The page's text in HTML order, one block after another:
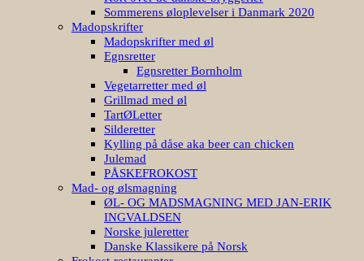
Sommerens øloplevelser i Danmark 2020
Madopskrifter
Madopskrifter med øl
Egnsretter
Egnsretter Bornholm
Vegetarretter med øl
Grillmad med øl
TartØLetter
Silderetter
Kylling på dåse aka beer can chicken
Julemad
PÅSKEFROKOST
Mad- og ølsmagning
ØL- OG MADSMAGNING MED JAN-ERIK
INGVALDSEN
Norske juleretter
Danske Klassikere på Norsk